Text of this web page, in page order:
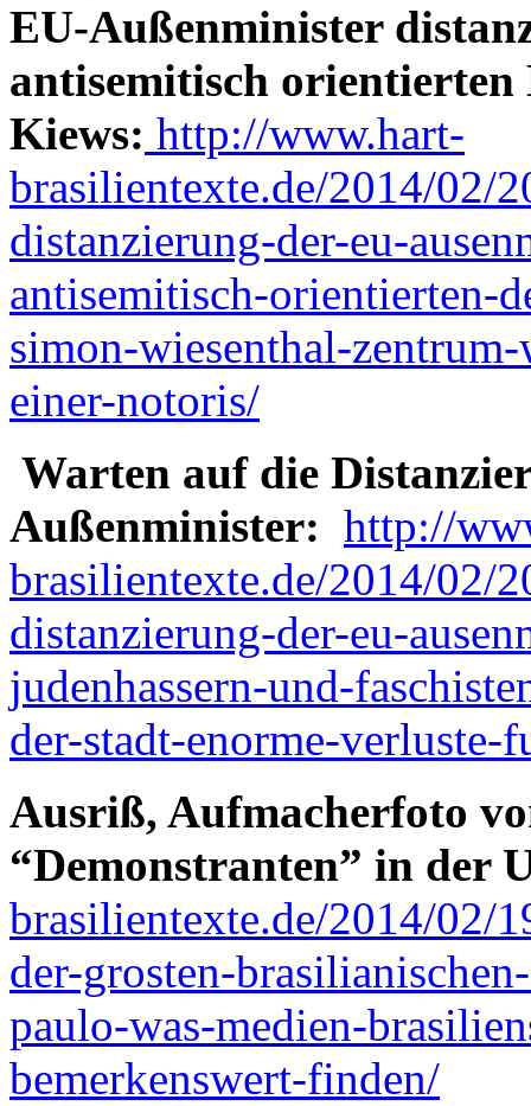
EU-Außenminister
antisemitisch orientierten
Kiews: http://www.hart-
brasilientexte.de/2014/02/
distanzierung-der-eu-
antisemitisch-orientierten-
simon-wiesenthal-
einer-notoris/
Warten auf die
Außenminister: http://
brasilientexte.de/2014/02/
distanzierung-der-eu-
judenhassern-und-
der-stadt-enorme-
Ausriß, Aufmacherfoto
“Demonstranten” in der
brasilientexte.de/2014/02/
der-grosten-
paulo-was-medien-
bemerkenswert-finden/